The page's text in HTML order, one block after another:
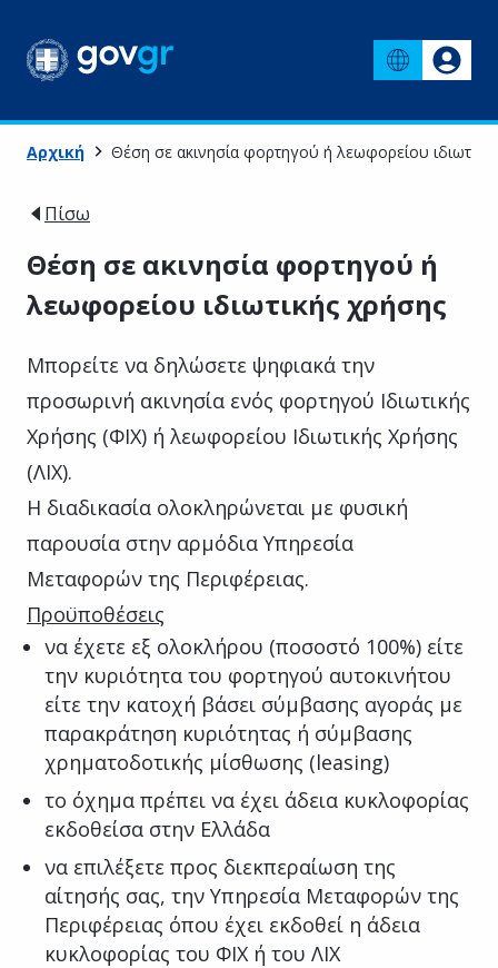
Αρχική Θέση σε ακινησία φορτηγού ή λεωφορείου
Πίσω
Θέση σε ακινησία φορτηγού ή
λεωφορείου ιδιωτικής χρήσης
Μπορείτε να δηλώσετε ψηφιακά την
προσωρινή ακινησία ενός φορτηγού Ιδιωτικής
Χρήσης (ΦΙΧ) ή λεωφορείου Ιδιωτικής Χρήσης
(ΛΙΧ).
Η διαδικασία ολοκληρώνεται με φυσική
παρουσία στην αρμόδια Υπηρεσία
Μεταφορών της Περιφέρειας.
Προϋποθέσεις
να έχετε εξ ολοκλήρου (ποσοστό 100%) είτε
την κυριότητα του φορτηγού αυτοκινήτου
είτε την κατοχή βάσει σύμβασης αγοράς με
παρακράτηση κυριότητας ή σύμβασης
χρηματοδοτικής μίσθωσης (leasing)
το όχημα πρέπει να έχει άδεια κυκλοφορίας
εκδοθείσα στην Ελλάδα
να επιλέξετε προς διεκπεραίωση της
αίτησής σας, την Υπηρεσία Μεταφορών της
Περιφέρειας όπου έχει εκδοθεί η άδεια
κυκλοφορίας του ΦΙΧ ή του ΛΙΧ